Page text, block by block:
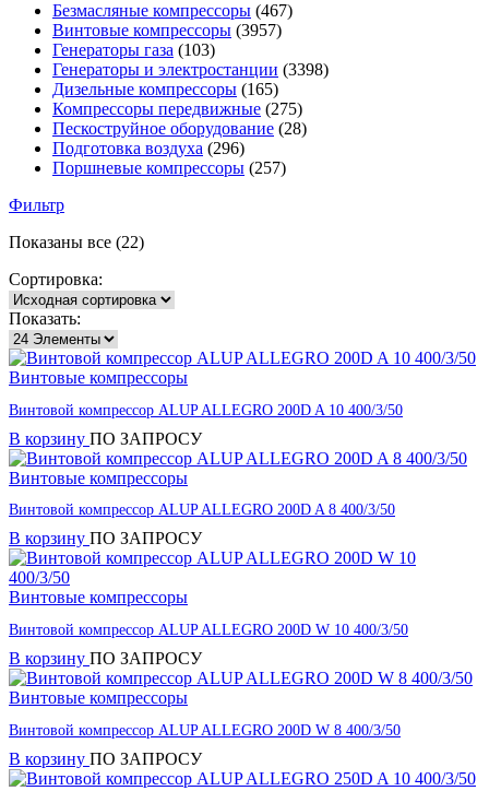
Безмасляные компрессоры (467)
Винтовые компрессоры (3957)
Генераторы газа (103)
Генераторы и электростанции (3398)
Дизельные компрессоры (165)
Компрессоры передвижные (275)
Пескоструйное оборудование (28)
Подготовка воздуха (296)
Поршневые компрессоры (257)
Фильтр
Показаны все (22)
Сортировка:
Показать:
Винтовые компрессоры
Винтовой компрессор ALUP ALLEGRO 200D A 10 400/3/50
В корзину ПО ЗАПРОСУ
Винтовые компрессоры
Винтовой компрессор ALUP ALLEGRO 200D A 8 400/3/50
В корзину ПО ЗАПРОСУ
Винтовые компрессоры
Винтовой компрессор ALUP ALLEGRO 200D W 10 400/3/50
В корзину ПО ЗАПРОСУ
Винтовые компрессоры
Винтовой компрессор ALUP ALLEGRO 200D W 8 400/3/50
В корзину ПО ЗАПРОСУ